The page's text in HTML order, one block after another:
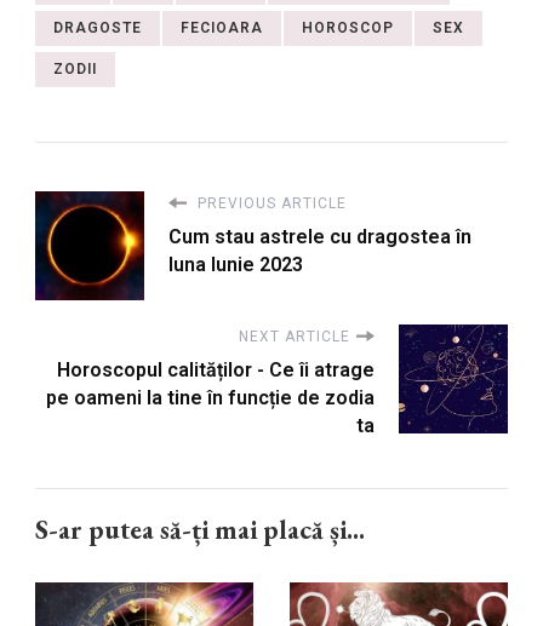
DRAGOSTE FECIOARA HOROSCOP SEX
ZODII
PREVIOUS ARTICLE
Cum stau astrele cu dragostea în
luna Iunie 2023
NEXT ARTICLE
Horoscopul calităților - Ce îi atrage
pe oameni la tine în funcție de zodia
ta
S-ar putea să-ți mai placă și...